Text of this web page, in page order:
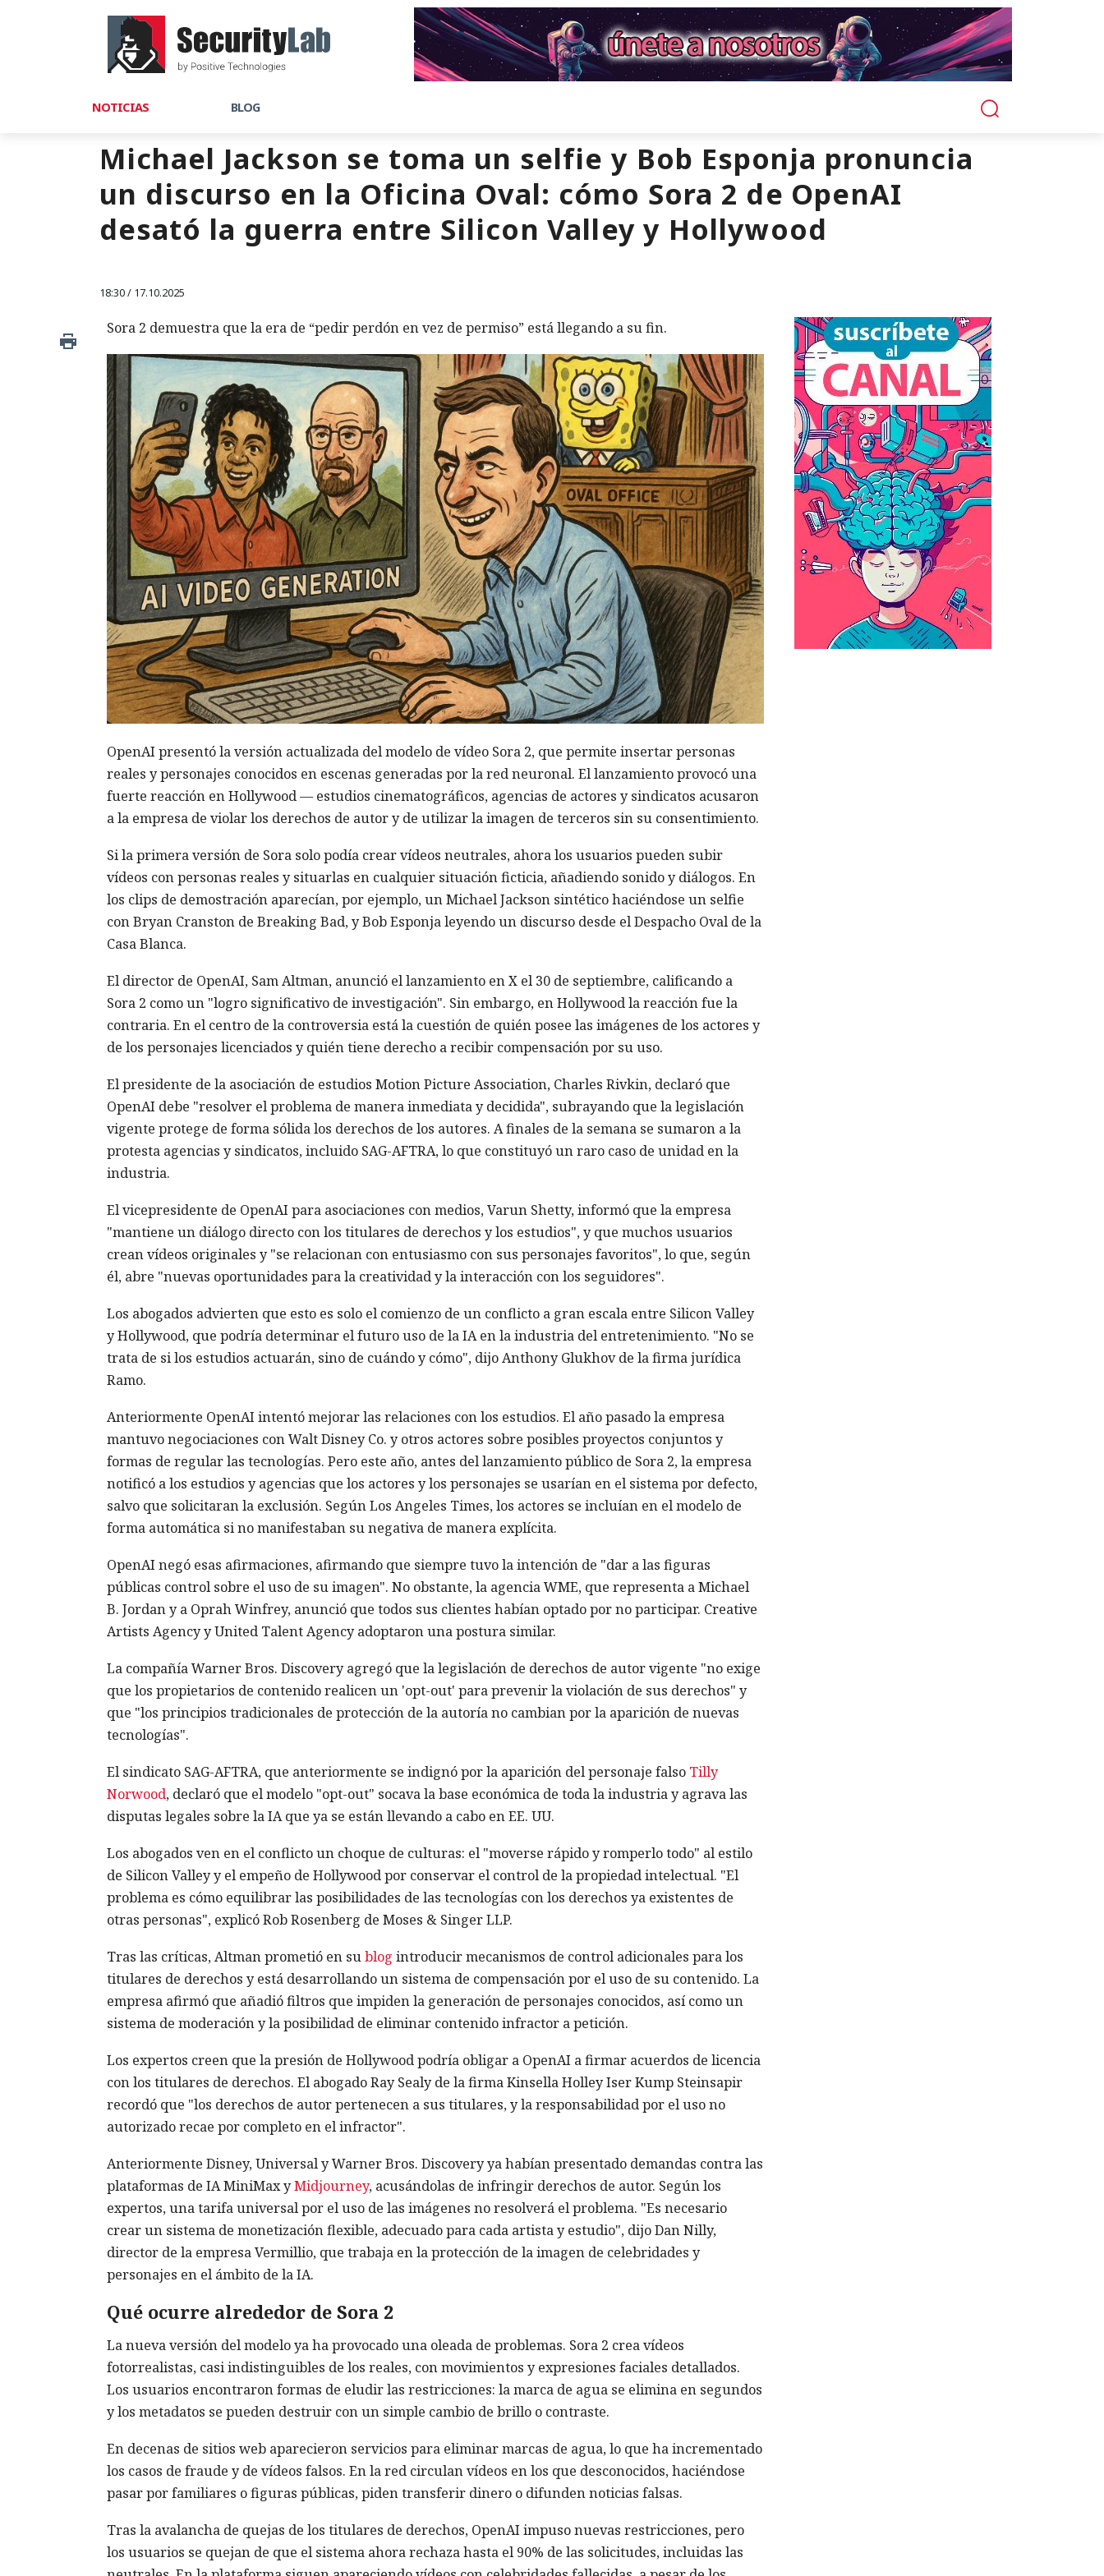
NOTICIAS BLOG
Michael Jackson se toma un selfie y Bob Esponja pronuncia
un discurso en la Oficina Oval: cómo Sora 2 de OpenAI
desató la guerra entre Silicon Valley y Hollywood
18:30 / 17.10.2025
Sora 2 demuestra que la era de “pedir perdón en vez de permiso” está llegando a su fin.
OpenAI presentó la versión actualizada del modelo de vídeo Sora 2, que permite insertar personas
reales y personajes conocidos en escenas generadas por la red neuronal. El lanzamiento provocó una
fuerte reacción en Hollywood — estudios cinematográficos, agencias de actores y sindicatos acusaron
a la empresa de violar los derechos de autor y de utilizar la imagen de terceros sin su consentimiento.
Si la primera versión de Sora solo podía crear vídeos neutrales, ahora los usuarios pueden subir
vídeos con personas reales y situarlas en cualquier situación ficticia, añadiendo sonido y diálogos. En
los clips de demostración aparecían, por ejemplo, un Michael Jackson sintético haciéndose un selfie
con Bryan Cranston de Breaking Bad, y Bob Esponja leyendo un discurso desde el Despacho Oval de la
Casa Blanca.
El director de OpenAI, Sam Altman, anunció el lanzamiento en X el 30 de septiembre, calificando a
Sora 2 como un "logro significativo de investigación". Sin embargo, en Hollywood la reacción fue la
contraria. En el centro de la controversia está la cuestión de quién posee las imágenes de los actores y
de los personajes licenciados y quién tiene derecho a recibir compensación por su uso.
El presidente de la asociación de estudios Motion Picture Association, Charles Rivkin, declaró que
OpenAI debe "resolver el problema de manera inmediata y decidida", subrayando que la legislación
vigente protege de forma sólida los derechos de los autores. A finales de la semana se sumaron a la
protesta agencias y sindicatos, incluido SAG-AFTRA, lo que constituyó un raro caso de unidad en la
industria.
El vicepresidente de OpenAI para asociaciones con medios, Varun Shetty, informó que la empresa
"mantiene un diálogo directo con los titulares de derechos y los estudios", y que muchos usuarios
crean vídeos originales y "se relacionan con entusiasmo con sus personajes favoritos", lo que, según
él, abre "nuevas oportunidades para la creatividad y la interacción con los seguidores".
Los abogados advierten que esto es solo el comienzo de un conflicto a gran escala entre Silicon Valley
y Hollywood, que podría determinar el futuro uso de la IA en la industria del entretenimiento. "No se
trata de si los estudios actuarán, sino de cuándo y cómo", dijo Anthony Glukhov de la firma jurídica
Ramo.
Anteriormente OpenAI intentó mejorar las relaciones con los estudios. El año pasado la empresa
mantuvo negociaciones con Walt Disney Co. y otros actores sobre posibles proyectos conjuntos y
formas de regular las tecnologías. Pero este año, antes del lanzamiento público de Sora 2, la empresa
notificó a los estudios y agencias que los actores y los personajes se usarían en el sistema por defecto,
salvo que solicitaran la exclusión. Según Los Angeles Times, los actores se incluían en el modelo de
forma automática si no manifestaban su negativa de manera explícita.
OpenAI negó esas afirmaciones, afirmando que siempre tuvo la intención de "dar a las figuras
públicas control sobre el uso de su imagen". No obstante, la agencia WME, que representa a Michael
B. Jordan y a Oprah Winfrey, anunció que todos sus clientes habían optado por no participar. Creative
Artists Agency y United Talent Agency adoptaron una postura similar.
La compañía Warner Bros. Discovery agregó que la legislación de derechos de autor vigente "no exige
que los propietarios de contenido realicen un 'opt-out' para prevenir la violación de sus derechos" y
que "los principios tradicionales de protección de la autoría no cambian por la aparición de nuevas
tecnologías".
El sindicato SAG-AFTRA, que anteriormente se indignó por la aparición del personaje falso Tilly
Norwood, declaró que el modelo "opt-out" socava la base económica de toda la industria y agrava las
disputas legales sobre la IA que ya se están llevando a cabo en EE. UU.
Los abogados ven en el conflicto un choque de culturas: el "moverse rápido y romperlo todo" al estilo
de Silicon Valley y el empeño de Hollywood por conservar el control de la propiedad intelectual. "El
problema es cómo equilibrar las posibilidades de las tecnologías con los derechos ya existentes de
otras personas", explicó Rob Rosenberg de Moses & Singer LLP.
Tras las críticas, Altman prometió en sublog introducir mecanismos de control adicionales para los
titulares de derechos y está desarrollando un sistema de compensación por el uso de su contenido. La
empresa afirmó que añadió filtros que impiden la generación de personajes conocidos, así como un
sistema de moderación y la posibilidad de eliminar contenido infractor a petición.
Los expertos creen que la presión de Hollywood podría obligar a OpenAI a firmar acuerdos de licencia
con los titulares de derechos. El abogado Ray Sealy de la firma Kinsella Holley Iser Kump Steinsapir
recordó que "los derechos de autor pertenecen a sus titulares, y la responsabilidad por el uso no
autorizado recae por completo en el infractor".
Anteriormente Disney, Universal y Warner Bros. Discovery ya habían presentado demandas contra las
plataformas de IA MiniMax yMidjourney, acusándolas de infringir derechos de autor. Según los
expertos, una tarifa universal por el uso de las imágenes no resolverá el problema. "Es necesario
crear un sistema de monetización flexible, adecuado para cada artista y estudio", dijo Dan Nilly,
director de la empresa Vermillio, que trabaja en la protección de la imagen de celebridades y
personajes en el ámbito de la IA.
Qué ocurre alrededor de Sora 2
La nueva versión del modelo ya ha provocado una oleada de problemas. Sora 2 crea vídeos
fotorrealistas, casi indistinguibles de los reales, con movimientos y expresiones faciales detallados.
Los usuarios encontraron formas de eludir las restricciones: la marca de agua se elimina en segundos
y los metadatos se pueden destruir con un simple cambio de brillo o contraste.
En decenas de sitios web aparecieron servicios para eliminar marcas de agua, lo que ha incrementado
los casos de fraude y de vídeos falsos. En la red circulan vídeos en los que desconocidos, haciéndose
pasar por familiares o figuras públicas, piden transferir dinero o difunden noticias falsas.
Tras la avalancha de quejas de los titulares de derechos, OpenAI impuso nuevas restricciones, pero
los usuarios se quejan de que el sistema ahora rechaza hasta el 90% de las solicitudes, incluidas las